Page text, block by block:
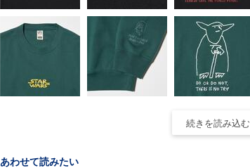
続きを読み込む
あわせて読みたい